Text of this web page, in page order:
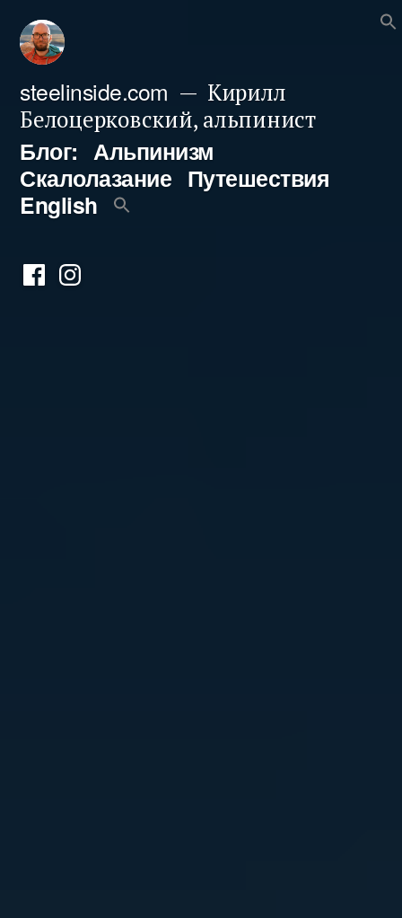
Перейти
содержимому
steelinside.com
Кирилл
Белоцерковский, альпинист
Блог: Альпинизм
Скалолазание Путешествия
English
ФейсбукИнстаграм